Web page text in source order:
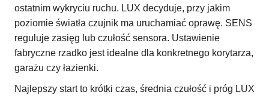
ostatnim wykryciu ruchu. LUX decyduje, przy jakim
poziomie światła czujnik ma uruchamiać oprawę. SENS
reguluje zasięg lub czułość sensora. Ustawienie
fabryczne rzadko jest idealne dla konkretnego korytarza,
garażu czy łazienki.
Najlepszy start to krótki czas, średnia czułość i próg LUX